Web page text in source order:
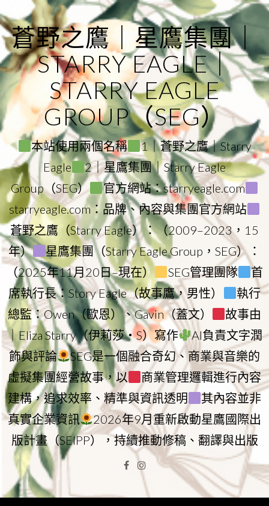
to
content
蒼野之鷹｜星鷹集團｜
STARRY EAGLE｜
STARRY EAGLE
GROUP（SEG）
本站使用兩個名稱
1｜蒼野之鷹｜Starry
Eagle
2｜星鷹集團｜Starry Eagle
Group（SEG）
官方網站：starryeagle.com
starryeagle.com：品牌、內容與集團官方網站
蒼野之鷹（Starry Eagle）：（2009–2023，15
年）
星鷹集團（Starry Eagle Group，SEG）：
（2025年11月20日–現在）
SEG管理團隊
首
席執行長：Story Eagle（故事鷹，男性）
執行
總監：Owen（歐恩）、Gavin（蓋文）
故事由
｜Eliza Starry（伊莉莎・S）寫作
AI負責文字潤
飾與評論
SEG是一個融合奇幻、商業與音樂的
虛擬集團經營故事，以
商業管理邏輯進行內容
建構，追求效率、精準與資訊透明
其內容並非
真實企業資訊
2026年9月重新啟動星鷹國際出
版計畫（SEIPP），持續推動修稿、翻譯與出版
Facebook
Instagram